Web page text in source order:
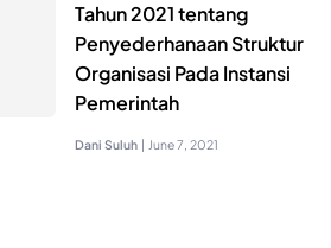
Tahun 2021 tentang
Penyederhanaan Struktur
Organisasi Pada Instansi
Pemerintah
Dani Suluh | June 7, 2021